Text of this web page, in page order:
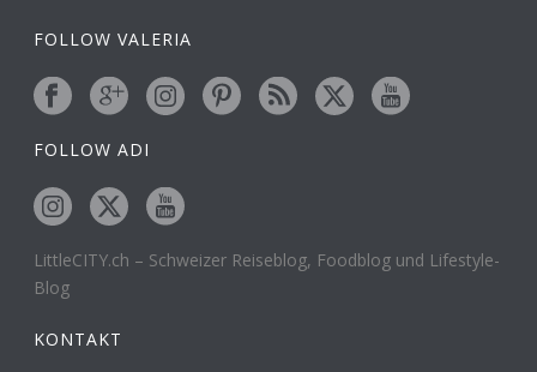
FOLLOW VALERIA
FOLLOW ADI
LittleCITY.ch – Schweizer Reiseblog, Foodblog und Lifestyle-
Blog
KONTAKT